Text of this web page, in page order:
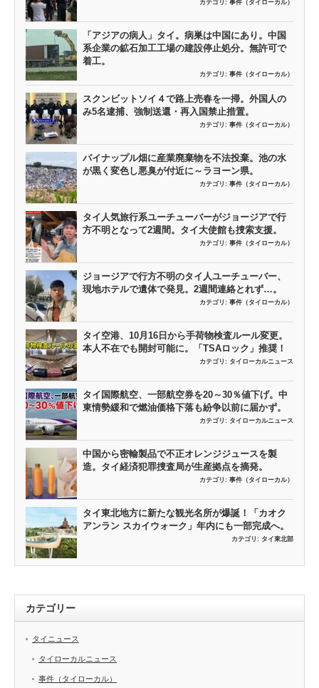
カテゴリ: 事件（タイローカル）
「アジアの病人」タイ。病巣は中国にあり。中国
系企業の鉱石加工工場の建設停止処分。無許可で
着工。
カテゴリ: 事件（タイローカル）
スクンビットソイ４で路上売春を一掃。外国人の
み5名逮捕、強制送還・再入国禁止措置。
カテゴリ: 事件（タイローカル）
パイナップル畑に産業廃棄物を不法投棄。池の水
が黒く変色し悪臭が付近に～ラヨーン県。
カテゴリ: 事件（タイローカル）
タイ人気旅行系ユーチューバーがジョージアで行
方不明となって2週間。タイ大使館も捜索支援。
カテゴリ: 事件（タイローカル）
ジョージアで行方不明のタイ人ユーチューバー、
現地ホテルで遺体で発見。2週間連絡とれず…。
カテゴリ: 事件（タイローカル）
タイ空港、10月16日から手荷物検査ルール変更。
本人不在でも開封可能に。「TSAロック」推奨！
カテゴリ: タイローカルニュース
タイ国際航空、一部航空券を20～30％値下げ。中
東情勢緩和で燃油価格下落も紛争以前に届かず。
カテゴリ: タイローカルニュース
中国から密輸製品で不正オレンジジュースを製
造。タイ経済犯罪捜査局が生産拠点を摘発。
カテゴリ: 事件（タイローカル）
タイ東北地方に新たな観光名所が爆誕！「カオク
アンラン スカイウォーク」年内にも一部完成へ。
カテゴリ: タイ東北部
カテゴリー
タイニュース
タイローカルニュース
事件（タイローカル）